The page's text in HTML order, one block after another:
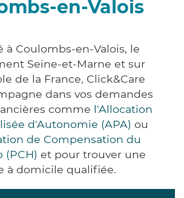
en-Valois
à Coulombs-en-Valois, le
Seine-et-Marne et sur
de la France, Click&Care
dans vos demandes
comme l'Allocation
d'Autonomie (APA) ou
de Compensation du
(PCH) et pour trouver une
à domicile qualifiée.